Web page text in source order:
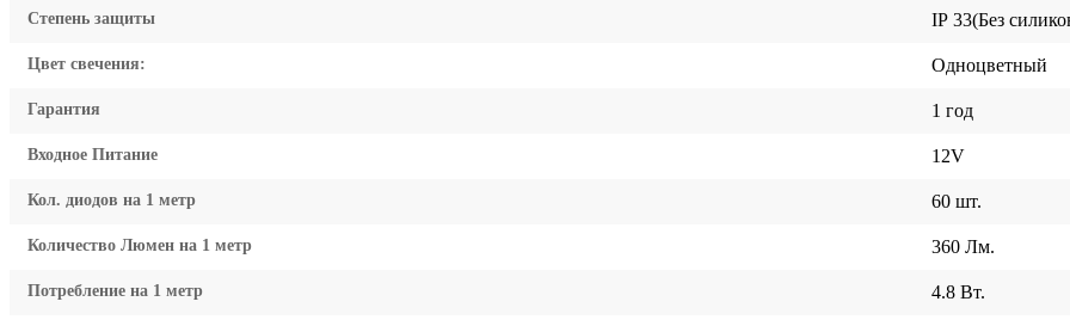
Степень защиты ІР 33(Без
Цвет свечения: Одноцветный
Гарантия 1 год
Входное Питание 12V
Кол. диодов на 1 метр 60 шт.
Количество Люмен на 1 метр 360 Лм.
Потребление на 1 метр 4.8 Вт.